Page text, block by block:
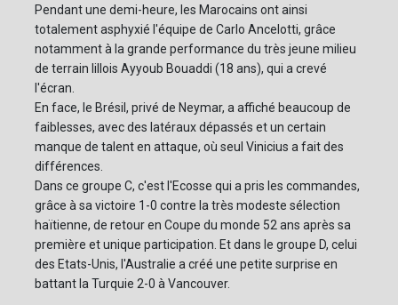
Pendant une demi-heure, les Marocains ont ainsi
totalement asphyxié l'équipe de Carlo Ancelotti, grâce
notamment à la grande performance du très jeune milieu
de terrain lillois Ayyoub Bouaddi (18 ans), qui a crevé
l'écran.
En face, le Brésil, privé de Neymar, a affiché beaucoup de
faiblesses, avec des latéraux dépassés et un certain
manque de talent en attaque, où seul Vinicius a fait des
différences.
Dans ce groupe C, c'est l'Ecosse qui a pris les commandes,
grâce à sa victoire 1-0 contre la très modeste sélection
haïtienne, de retour en Coupe du monde 52 ans après sa
première et unique participation. Et dans le groupe D, celui
des Etats-Unis, l'Australie a créé une petite surprise en
battant la Turquie 2-0 à Vancouver.